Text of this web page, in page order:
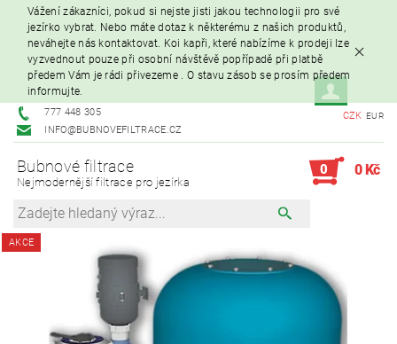
Vážení zákazníci, pokud si nejste jisti jakou technologii pro své
jezírko vybrat. Nebo máte dotaz k některému z našich produktů,
neváhejte nás kontaktovat. Koi kapři, které nabízíme k prodeji lze
vyzvednout pouze při osobní návštěvě popřípadě při platbě
předem Vám je rádi přivezeme . O stavu zásob se prosím předem
informujte.
777 448 305
INFO@BUBNOVEFILTRACE.CZ
CZK EUR
Bubnové filtrace
Nejmodernější filtrace pro jezírka
0 0 Kč
AKCE